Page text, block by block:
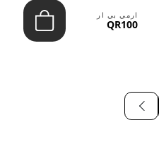
ارمي بي ار
QR100